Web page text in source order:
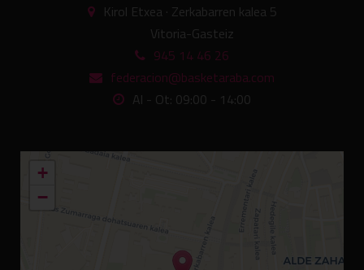
Kirol Etxea · Zerkabarren kalea 5
Vitoria-Gasteiz
945 14 46 26
federacion@basketaraba.com
Al - Ot: 09:00 - 14:00
+
−